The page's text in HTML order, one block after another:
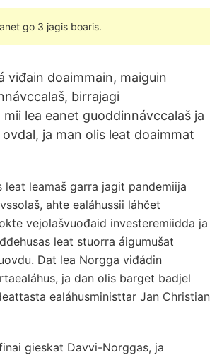
go 3 jagis boaris.
viđain doaimmain, maiguin
birrajagi
mii lea eanet guoddinnávccalaš ja
ja man olis leat doaimmat
leat leamaš garra jagit pandemiija
ahte ealáhussii láhčet
vejolašvuođaid investeremiidda ja
leat stuorra áigumušat
Dat lea Norgga viđádin
ja dan olis barget badjel
ealáhusministtar Jan Christian
gieskat Davvi-Norggas, ja